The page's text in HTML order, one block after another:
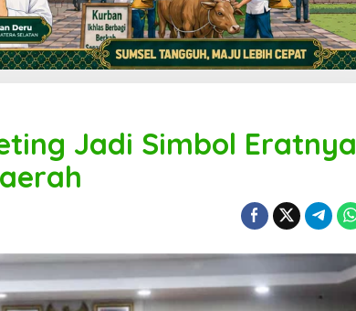
Jadi Simbol Eratnya